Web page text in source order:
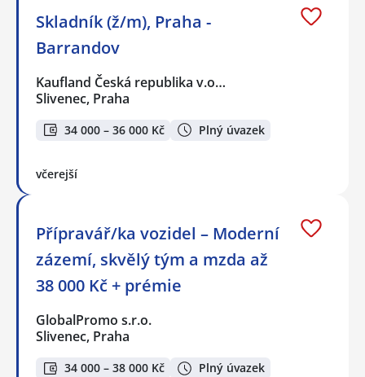
Skladník (ž/m), Praha -
Barrandov
Kaufland Česká republika v.o…
Slivenec, Praha
34 000 – 36 000 Kč Plný úvazek
včerejší
Přípravář/ka vozidel – Moderní
zázemí, skvělý tým a mzda až
38 000 Kč + prémie
GlobalPromo s.r.o.
Slivenec, Praha
34 000 – 38 000 Kč
Plný úvazek